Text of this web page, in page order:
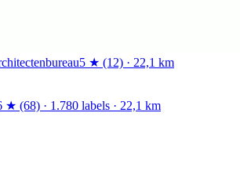
5 ★ (12) · 22,1 km
★ (68) · 1.780 labels · 22,1 km